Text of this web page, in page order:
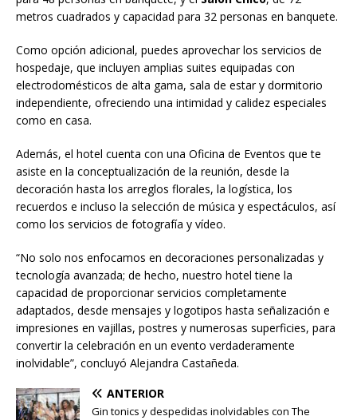
metros cuadrados y capacidad para 32 personas en banquete.
Como opción adicional, puedes aprovechar los servicios de
hospedaje, que incluyen amplias suites equipadas con
electrodomésticos de alta gama, sala de estar y dormitorio
independiente, ofreciendo una intimidad y calidez especiales
como en casa.
Además, el hotel cuenta con una Oficina de Eventos que te
asiste en la conceptualización de la reunión, desde la
decoración hasta los arreglos florales, la logística, los
recuerdos e incluso la selección de música y espectáculos, así
como los servicios de fotografía y vídeo.
“No solo nos enfocamos en decoraciones personalizadas y
tecnología avanzada; de hecho, nuestro hotel tiene la
capacidad de proporcionar servicios completamente
adaptados, desde mensajes y logotipos hasta señalización e
impresiones en vajillas, postres y numerosas superficies, para
convertir la celebración en un evento verdaderamente
inolvidable”, concluyó Alejandra Castañeda.
ANTERIOR
Gin tonics y despedidas inolvidables con The